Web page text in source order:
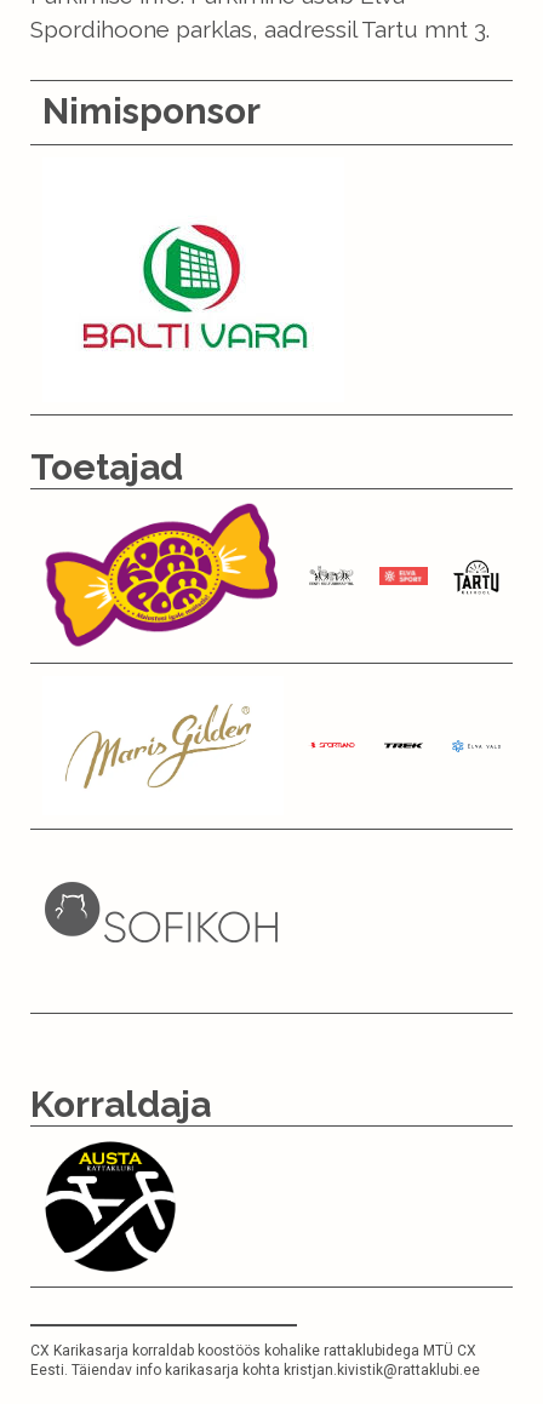
Spordihoone parklas, aadressil Tartu mnt 3.
Nimisponsor
Toetajad
Korraldaja
CX Karikasarja korraldab koostöös kohalike rattaklubidega MTÜ CX
Eesti . Täiendav info karikasarja kohta kristjan.kivistik@rattaklubi.ee